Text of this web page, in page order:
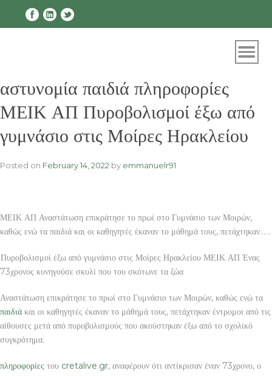
αστυνομία παιδιά πληροφορίες
ΜΕΙΚ ΑΠ Πυροβολισμοί έξω από
γυμνάσιο στις Μοίρες Ηρακλείου
Posted on February 14, 2022 by emmanuelr91
ΜΕΙΚ ΑΠ Αναστάτωση επικράτησε το πρωί στο Γυμνάσιο των Μοιρών,
καθώς ενώ τα παιδιά και οι καθηγητές έκαναν το μάθημά τους, πετάχτηκαν……
Πυροβολισμοί έξω από γυμνάσιο στις Μοίρες Ηρακλείου ΜΕΙΚ ΑΠ Ένας
73χρονος κυνηγούσε σκυλί που του σκότωνε τα ζώα
Αναστάτωση επικράτησε το πρωί στο Γυμνάσιο των Μοιρών, καθώς ενώ τα
παιδιά και οι καθηγητές έκαναν το μάθημά τους, πετάχτηκαν έντρομοι από τις
αίθουσες μετά από πυροβολισμούς που ακούστηκαν έξω από το σχολικό
συγκρότημα.
πληροφορίες του cretalive.gr, αναφέρουν ότι αντίκρισαν έναν 73χρονο, ο